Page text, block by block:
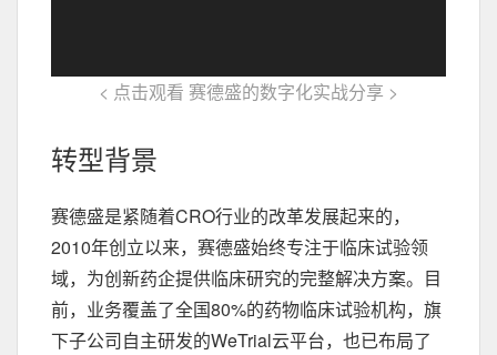
< 点击观看 赛德盛的数字化实战分享 >
转型背景
赛德盛是紧随着CRO行业的改革发展起来的，
2010年创立以来，赛德盛始终专注于临床试验领
域，为创新药企提供临床研究的完整解决方案。目
前，业务覆盖了全国80%的药物临床试验机构，旗
下子公司自主研发的WeTrial云平台，也已布局了